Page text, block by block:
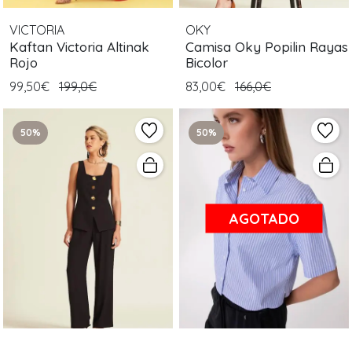
VICTORIA
Kaftan Victoria Altinak
Rojo
99,50€ 199,0€
OKY
Camisa Oky Popilin Rayas
Bicolor
83,00€ 166,0€
50% 50%
AGOTADO